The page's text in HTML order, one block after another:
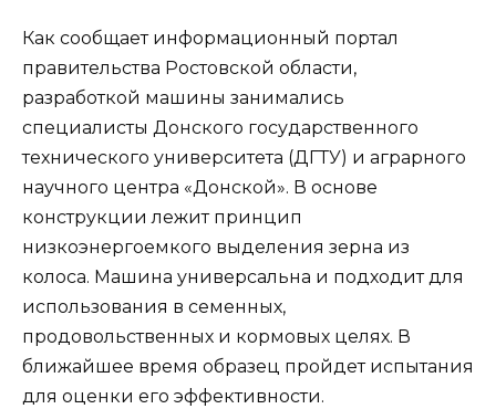
Как сообщает информационный портал
правительства Ростовской области,
разработкой машины занимались
специалисты Донского государственного
технического университета (ДГТУ) и аграрного
научного центра «Донской». В основе
конструкции лежит принцип
низкоэнергоемкого выделения зерна из
колоса. Машина универсальна и подходит для
использования в семенных,
продовольственных и кормовых целях. В
ближайшее время образец пройдет испытания
для оценки его эффективности.